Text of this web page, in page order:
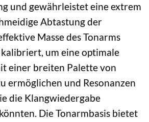
und gewährleistet eine extrem
Abtastung der
Masse des Tonarms
um eine optimale
einer breiten Palette von
ermöglichen und Resonanzen
die Klangwiedergabe
Die Tonarmbasis bietet